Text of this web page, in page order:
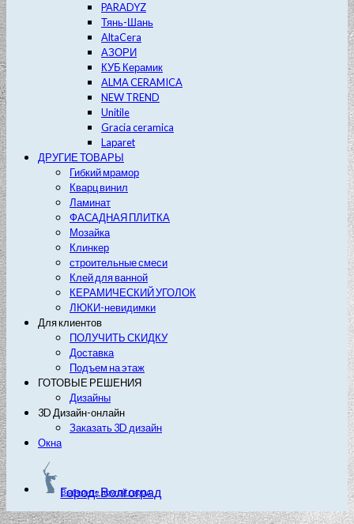
PARADYZ
Тянь-Шань
AltaCera
АЗОРИ
КУБ Керамик
ALMA CERAMICA
NEW TREND
Unitile
Gracia ceramica
Laparet
ДРУГИЕ ТОВАРЫ
Гибкий мрамор
Кварц винил
Ламинат
ФАСАДНАЯ ПЛИТКА
Мозайка
Клинкер
строительные смеси
Клей для ванной
КЕРАМИЧЕСКИЙ УГОЛОК
ЛЮКИ-невидимки
Для клиентов
ПОЛУЧИТЬ СКИДКУ
Доставка
Подъем на этаж
ГОТОВЫЕ РЕШЕНИЯ
Дизайны
3D Дизайн-онлайн
Заказать 3D дизайн
Окна
Город: Волгоград
Выберите другой город